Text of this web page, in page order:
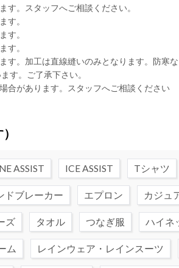
。スタッフへご相談ください。
す。
す。
す。
。加工は直線縫いのみとなります。防寒
す。ご了承下さい。
合があります。スタッフへご相談ください
ASSIST ICE ASSIST Tシャツ
ドブレーカー エプロン カジュ
ズ タオル つなぎ服 ハイネ
ム レインウェア・レインスーツ